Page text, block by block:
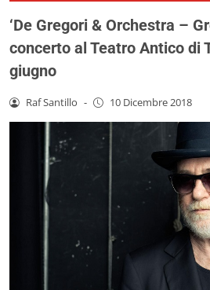
‘De Gregori & Orchestra –
concerto al Teatro Antico di
giugno
Raf Santillo - 10 Dicembre 2018